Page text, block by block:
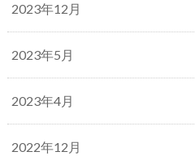
2023年12月
2023年5月
2023年4月
2022年12月